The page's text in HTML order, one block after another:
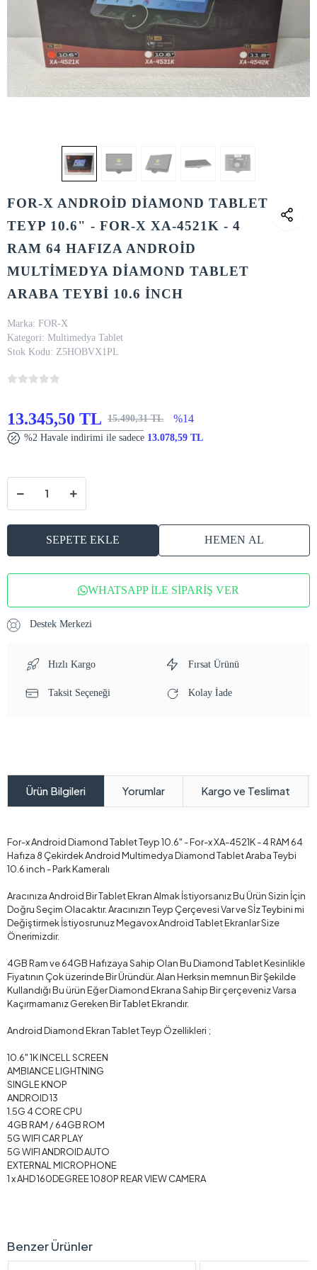
FOR-X ANDROİD DİAMOND TABLET
TEYP 10.6" - FOR-X XA-4521K - 4
RAM 64 HAFIZA ANDROİD
MULTİMEDYA DİAMOND TABLET
ARABA TEYBİ 10.6 İNCH
Marka: FOR-X
Kategori: Multimedya Tablet
Stok Kodu: Z5HOBVX1PL
13.345,50 TL 15.490,31 TL %14
%2 Havale indirimi ile sadece 13.078,59 TL
SEPETE EKLE HEMEN AL
WHATSAPP İLE SİPARİŞ VER
Destek Merkezi
Hızlı Kargo Fırsat Ürünü
Taksit Seçeneği Kolay İade
Ürün Bilgileri Yorumlar Kargo ve Teslimat
For-x Android Diamond Tablet Teyp 10.6" - For-x XA-4521K - 4 RAM 64
Hafıza 8 Çekirdek Android Multimedya Diamond Tablet Araba Teybi
10.6 inch - Park Kameralı
Aracınıza Android Bir Tablet Ekran Almak İstiyorsanız Bu Ürün Sizin İçin
Doğru Seçim Olacaktır. Aracınızın Teyp Çerçevesi Var ve Sİz Teybini mi
Değiştirmek İstiyosrunuz Megavox Android Tablet Ekranlar Size
Önerimizdir.
4GB Ram ve 64GB Hafızaya Sahip Olan Bu Diamond Tablet Kesinlikle
Fiyatının Çok üzerinde Bir Üründür. Alan Herksin memnun Bir Şekilde
Kullandığı Bu ürün Eğer Diamond Ekrana Sahip Bir çerçeveniz Varsa
Kaçırmamanız Gereken Bir Tablet Ekrandır.
Android Diamond Ekran Tablet Teyp Özellikleri ;
10.6" 1K INCELL SCREEN
AMBIANCE LIGHTNING
SINGLE KNOP
ANDROID 13
1.5G 4 CORE CPU
4GB RAM / 64GB ROM
5G WIFI CAR PLAY
5G WIFI ANDROID AUTO
EXTERNAL MICROPHONE
1 x AHD 160DEGREE 1080P REAR VIEW CAMERA
Benzer Ürünler